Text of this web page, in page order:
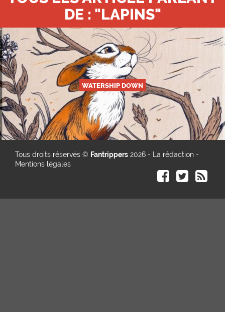
DE : "LAPINS"
WATERSHIP DOWN
Tous droits réservés © Fantrippers 2026 - La rédaction -
Mentions légales